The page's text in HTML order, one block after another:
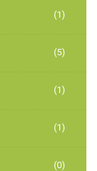
(1)
(5)
(1)
(1)
(0)